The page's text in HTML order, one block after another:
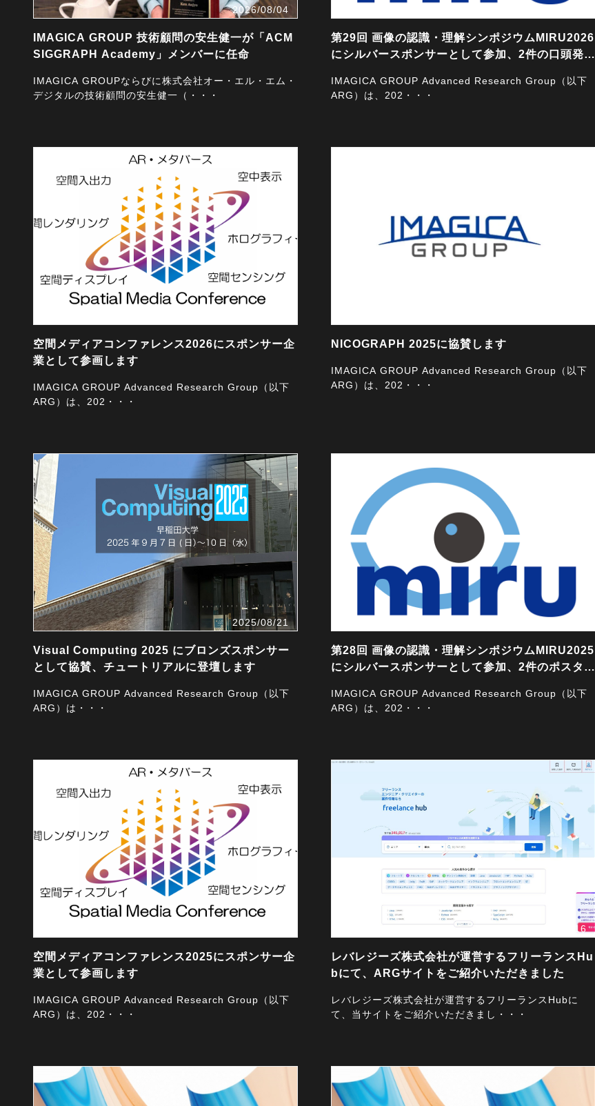
2026/08/04
IMAGICA GROUP 技術顧問の安生健一が「ACM
SIGGRAPH Academy」メンバーに任命
IMAGICA GROUPならびに株式会社オー・エル・エム・
デジタルの技術顧問の安生健一（・・・
第29回 画像の認識・理解シンポジウムMIRU2026
にシルバースポンサーとして参加、2件の口頭発表
IMAGICA GROUP Advanced Research Group（以下
ARG）は、202・・・
空間メディアコンファレンス2026にスポンサー企
業として参画します
IMAGICA GROUP Advanced Research Group（以下
ARG）は、202・・・
NICOGRAPH 2025に協賛します
IMAGICA GROUP Advanced Research Group（以下
ARG）は、202・・・
2025/08/21
Visual Computing 2025 にブロンズスポンサー
として協賛、チュートリアルに登壇します
IMAGICA GROUP Advanced Research Group（以下
ARG）は・・・
第28回 画像の認識・理解シンポジウムMIRU2025
にシルバースポンサーとして参加、2件のポスター
IMAGICA GROUP Advanced Research Group（以下
ARG）は、202・・・
空間メディアコンファレンス2025にスポンサー企
業として参画します
IMAGICA GROUP Advanced Research Group（以下
ARG）は、202・・・
2025/06/16
レバレジーズ株式会社が運営するフリーランスHu
bにて、ARGサイトをご紹介いただきました
レバレジーズ株式会社が運営するフリーランスHubに
て、当サイトをご紹介いただきまし・・・